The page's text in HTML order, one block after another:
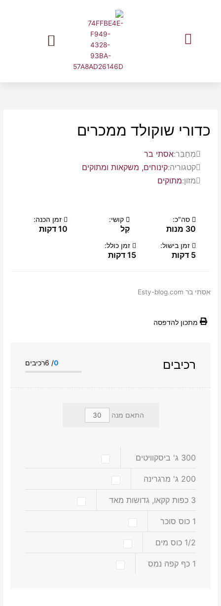
כדורי שוקולד ממכרים
מְחַבֵּר:אסתי בר
קטגוריה:קינוחים, משקאות ומתוקים
מזון:מתוקים
סה"כ:
30 מנות
קושי:
קַל
זמן הכנה:
10 דקות
זמן בישול:
5 דקות
זמן כולל:
15 דקות
אסתי בר Esty-blog.com
מתכון להדפסה
רכיבים 0/ 6רכיבים
התאם מנה
300 ג' ביסקוויטים
200 ג' מרגרינה
3 כפות קקאו, גדושות מאד
1 כוס סוכר
1/2 כוס מים
1 כף קפה נמס